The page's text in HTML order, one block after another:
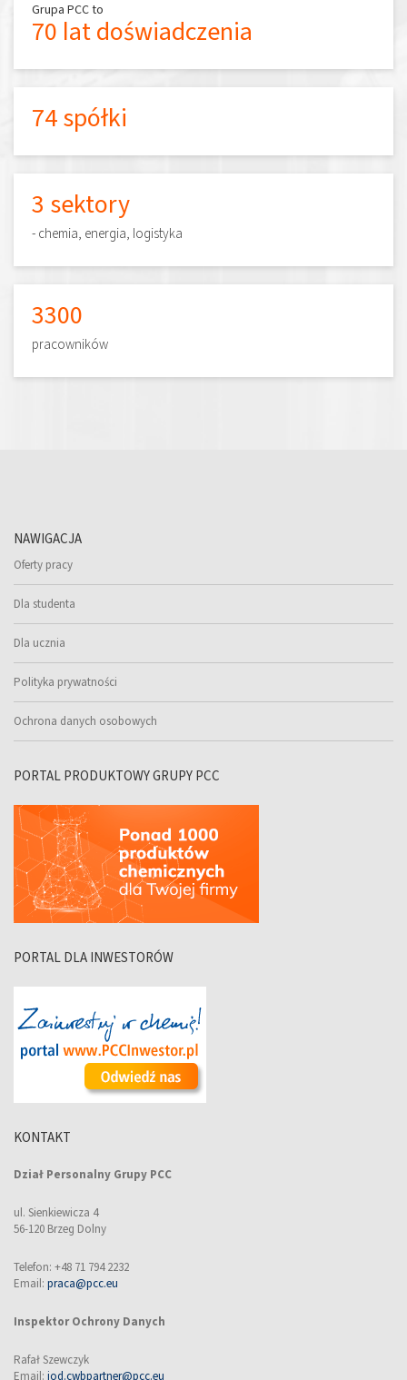
Grupa PCC to
70 lat doświadczenia
74 spółki
3 sektory
- chemia, energia, logistyka
3300
pracowników
NAWIGACJA
Oferty pracy
Dla studenta
Dla ucznia
Polityka prywatności
Ochrona danych osobowych
PORTAL PRODUKTOWY GRUPY PCC
PORTAL DLA INWESTORÓW
KONTAKT
Dział Personalny Grupy PCC
ul. Sienkiewicza 4
56-120 Brzeg Dolny
Telefon: +48 71 794 2232
Email: praca@pcc.eu
Inspektor Ochrony Danych
Rafał Szewczyk
Email: iod.cwbpartner@pcc.eu